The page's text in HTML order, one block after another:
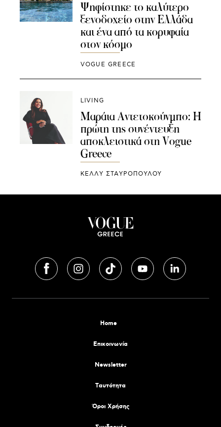
Ψηφίστηκε το καλύτερο
ξενοδοχείο στην Ελλάδα
και ένα από τα κορυφαία
στον κόσμο
VOGUE GREECE
LIVING
Μαράια Αντετοκούνμπο: Η
πρώτη της συνέντευξη
αποκλειστικά στη Vogue
Greece
ΚΕΛΛΥ ΣΤΑΥΡΟΠΟΥΛΟΥ
Home
Επικοινωνία
Newsletter
Tαυτότητα
Όροι Χρήσης